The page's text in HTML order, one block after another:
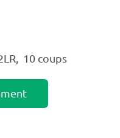
10 coups